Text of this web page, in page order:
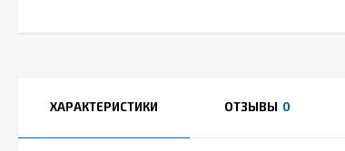
ХАРАКТЕРИСТИКИ ОТЗЫВЫ 0